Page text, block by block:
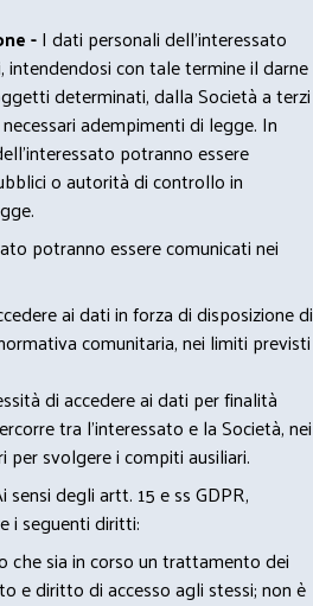
-I dati personali dell’interessato
intendendosi con tale termine il darne
determinati, dalla Società a terzi
adempimenti di legge. In
potranno essere
o autorità di controllo in
potranno essere comunicati nei
ai dati in forza di disposizione di
comunitaria, nei limiti previsti
di accedere ai dati per finalità
tra l’interessato e la Società, nei
svolgere i compiti ausiliari.
sensi degli artt. 15 e ss GDPR,
i seguenti diritti:
che sia in corso un trattamento dei
e diritto di accesso agli stessi; non è